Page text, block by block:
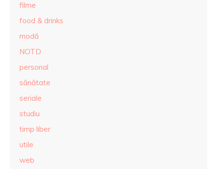
filme
food & drinks
modă
NOTD
personal
sănătate
seriale
studiu
timp liber
utile
web